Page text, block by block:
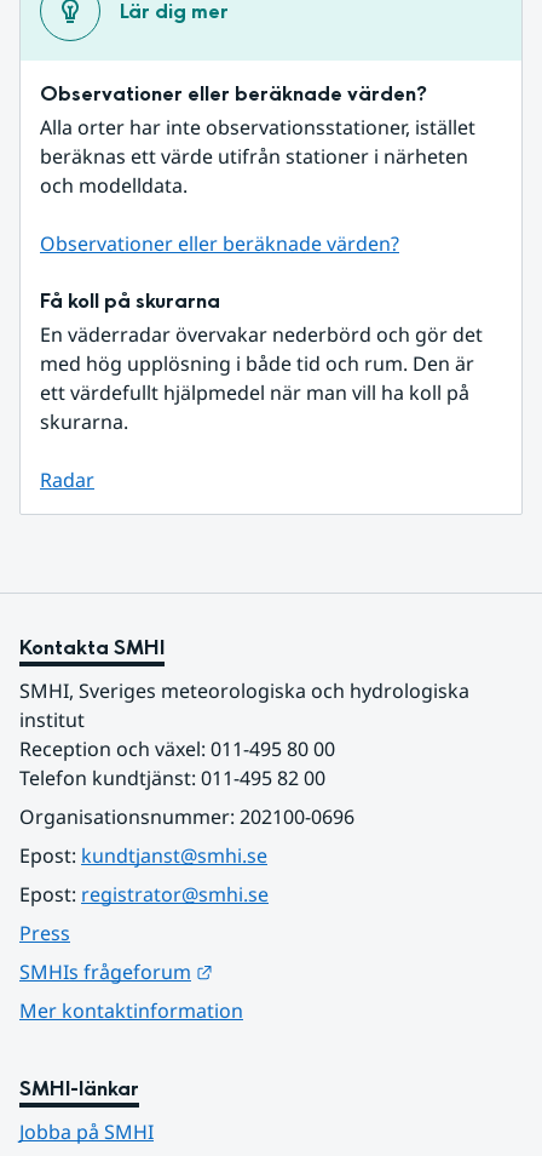
Lär dig mer
Observationer eller beräknade värden?
Alla orter har inte observationsstationer, istället
beräknas ett värde utifrån stationer i närheten
och modelldata.
Observationer eller beräknade värden?
Få koll på skurarna
En väderradar övervakar nederbörd och gör det
med hög upplösning i både tid och rum. Den är
ett värdefullt hjälpmedel när man vill ha koll på
skurarna.
Radar
Kontakta SMHI
SMHI, Sveriges meteorologiska och hydrologiska
institut
Reception och växel: 011-495 80 00
Telefon kundtjänst: 011-495 82 00
Organisationsnummer: 202100-0696
Epost: kundtjanst@smhi.se
Epost: registrator@smhi.se
Press
SMHIs frågeforum
Mer kontaktinformation
SMHI-länkar
Jobba på SMHI